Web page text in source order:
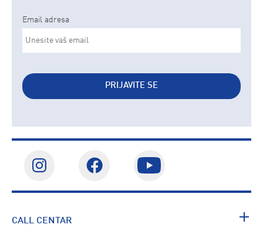
Email adresa
PRIJAVITE SE
CALL CENTAR